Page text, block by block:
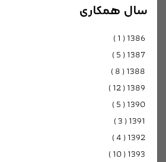
سال همکاری
1386
(
1
)
1387
(
5
)
1388
(
8
)
1389
(
12
)
1390
(
5
)
1391
(
3
)
1392
(
4
)
1393
(
10
)